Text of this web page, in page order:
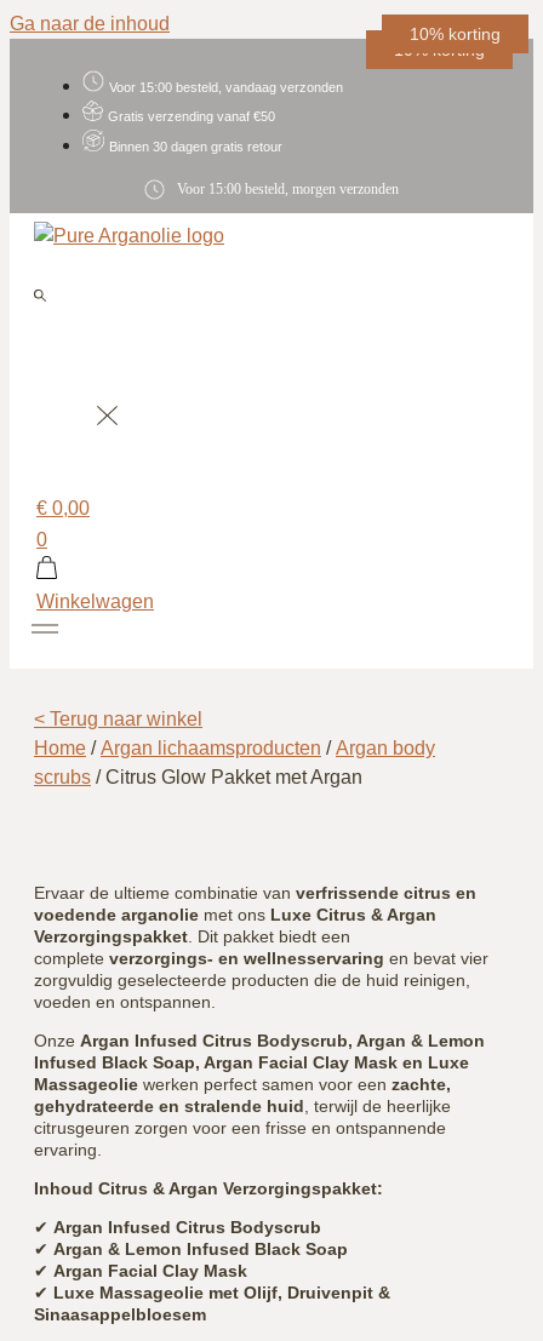
Ga naar de inhoud
Voor 15:00 besteld, vandaag verzonden
Gratis verzending vanaf €50
Binnen 30 dagen gratis retour
Voor 15:00 besteld, morgen verzonden
€ 0,00
0
Winkelwagen
< Terug naar winkel
Home /Argan lichaamsproducten /Argan body
scrubs / Citrus Glow Pakket met Argan
10% korting
Ervaar de ultieme combinatie van verfrissende citrus en
voedende arganolie met ons Luxe Citrus & Argan
Verzorgingspakket . Dit pakket biedt een
complete verzorgings- en wellnesservaring en bevat vier
zorgvuldig geselecteerde producten die de huid reinigen,
voeden en ontspannen.
Onze Argan Infused Citrus Bodyscrub, Argan & Lemon
Infused Black Soap, Argan Facial Clay Mask en Luxe
Massageolie werken perfect samen voor een zachte,
gehydrateerde en stralende huid , terwijl de heerlijke
citrusgeuren zorgen voor een frisse en ontspannende
ervaring.
Inhoud Citrus & Argan Verzorgingspakket:
✔ Argan Infused Citrus Bodyscrub
✔ Argan & Lemon Infused Black Soap
✔ Argan Facial Clay Mask
✔ Luxe Massageolie met Olijf, Druivenpit &
Sinaasappelbloesem
15% korting
10% korting
10% korting
10% korting